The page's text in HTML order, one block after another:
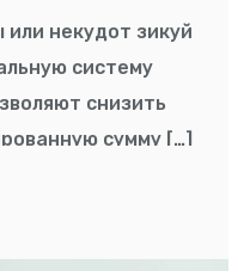
некудот зикуй
систему
снизить
сумму […]